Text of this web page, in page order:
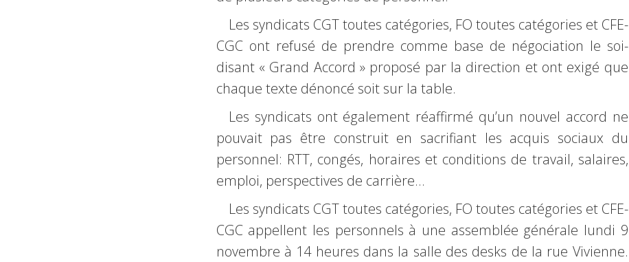
Les syndicats CGT toutes catégories, FO toutes catégories et CFE-
CGC ont refusé de prendre comme base de négociation le soi-
disant « Grand Accord » proposé par la direction et ont exigé que
chaque texte dénoncé soit sur la table.
Les syndicats ont également réaffirmé qu’un nouvel accord ne
pouvait pas être construit en sacrifiant les acquis sociaux du
personnel: RTT, congés, horaires et conditions de travail, salaires,
emploi, perspectives de carrière…
Les syndicats CGT toutes catégories, FO toutes catégories et CFE-
CGC appellent les personnels à une assemblée générale lundi 9
novembre à 14 heures dans la salle des desks de la rue Vivienne.